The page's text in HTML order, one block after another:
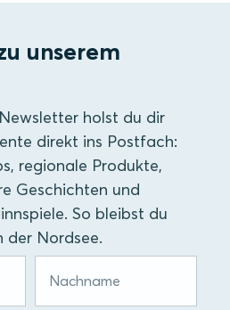
unserem
holst du dir
direkt ins Postfach:
regionale Produkte,
Geschichten und
So bleibst du
der Nordsee.